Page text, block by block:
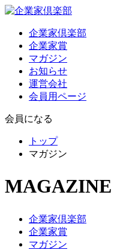
企業家倶楽部
企業家賞
マガジン
お知らせ
運営会社
会員用ページ
会員になる
トップ
マガジン
MAGAZINE
企業家倶楽部
企業家賞
マガジン